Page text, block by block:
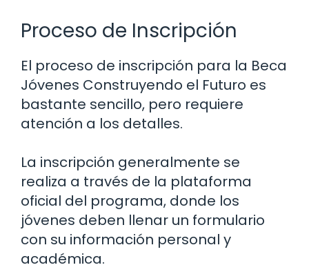
Proceso de Inscripción
El proceso de inscripción para la Beca
Jóvenes Construyendo el Futuro es
bastante sencillo, pero requiere
atención a los detalles.
La inscripción generalmente se
realiza a través de la plataforma
oficial del programa, donde los
jóvenes deben llenar un formulario
con su información personal y
académica.